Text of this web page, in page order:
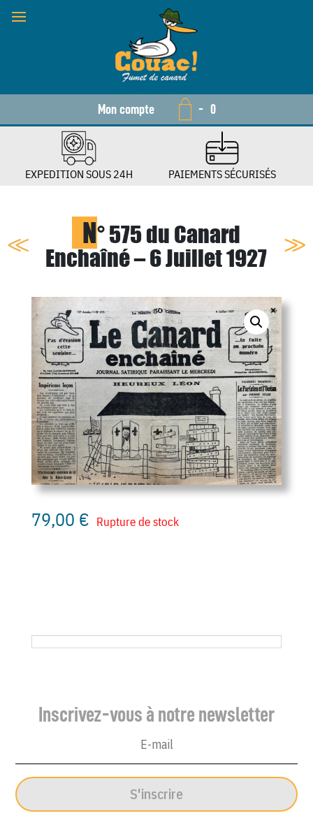
Mon compte - 0
EXPEDITION SOUS 24H PAIEMENTS SÉCURISÉS
N° 575 du Canard
Enchaîné – 6 Juillet 1927
79,00 € Rupture de stock
Inscrivez-vous à notre newsletter
S'inscrire